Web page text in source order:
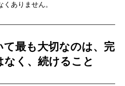
ありません。
最も大切なのは、完
く、続けること